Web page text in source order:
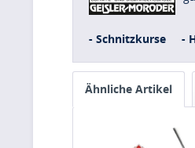
- Schnitzkurse -
Ähnliche Artikel